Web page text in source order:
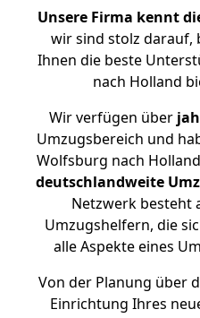
Unsere Firma kennt
wir sind stolz darauf,
Ihnen die beste
nach Holland
Wir verfügen über
Umzugsbereich und
Wolfsburg nach
deutschlandweite
Netzwerk besteht
Umzugshelfern, die
alle Aspekte eines
Von der Planung über
Einrichtung Ihres